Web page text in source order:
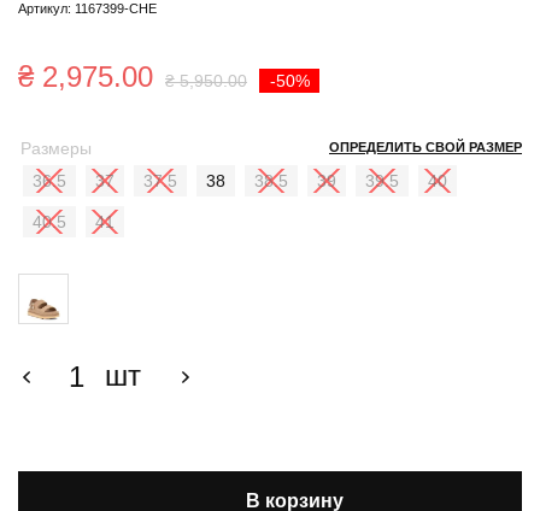
Артикул: 1167399-CHE
-50%
₴5,950.00
Первоначальная
составляла
₴ 5,950.00.
₴2,975.00
Текущая
₴ 2,975.00.
ОПРЕДЕЛИТЬ СВОЙ РАЗМЕР
Размеры
36.5
37 37.5 38 38.5 39 39.5 40
40.5 41
шт
В корзину